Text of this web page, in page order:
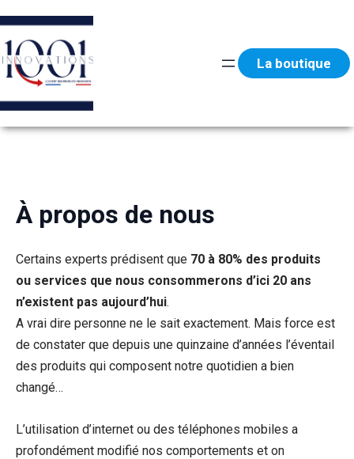
au
contenu
La boutique
À propos de nous
Certains experts prédisent que 70 à 80% des produits
ou services que nous consommerons d’ici 20 ans
n’existent pas aujourd’hui.
A vrai dire personne ne le sait exactement. Mais force est
de constater que depuis une quinzaine d’années l’éventail
des produits qui composent notre quotidien a bien
changé…
L’utilisation d’internet ou des téléphones mobiles a
profondément modifié nos comportements et on